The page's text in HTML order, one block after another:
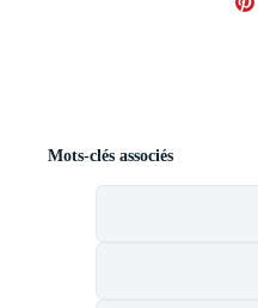
Mots-clés associés